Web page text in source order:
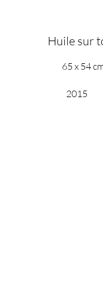
Huile sur
65 x 54
2015